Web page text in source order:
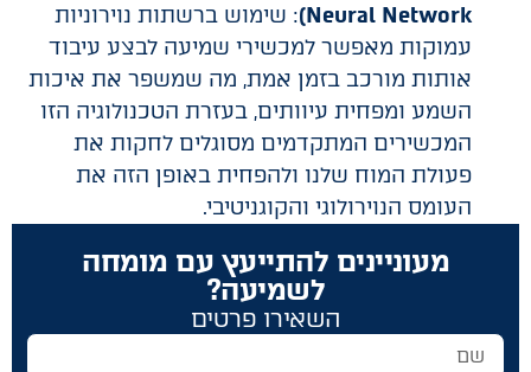
Neural Network) : שימוש ברשתות נוירוניות
עמוקות מאפשר למכשירי שמיעה לבצע עיבוד
אותות מורכב בזמן אמת, מה שמשפר את איכות
השמע ומפחית עיוותים, בעזרת הטכנולוגיה הזו
המכשירים המתקדמים מסוגלים לחקות את
פעולת המוח שלנו ולהפחית באופן הזה את
העומס הנוירולוגי והקוגניטיבי.
מעוניינים להתייעץ עם מומחה
לשמיעה?
השאירו פרטים